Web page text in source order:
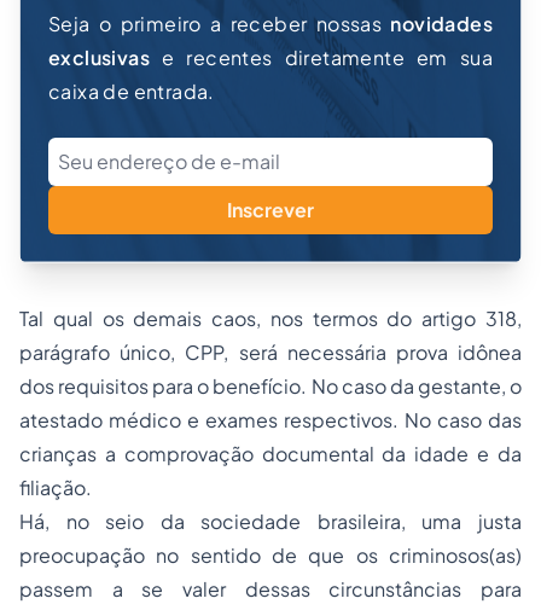
Seja o primeiro a receber nossas novidades
exclusivas e recentes diretamente em sua
caixa de entrada.
Inscrever
Tal qual os demais caos, nos termos do artigo 318,
parágrafo único, CPP, será necessária prova idônea
dos requisitos para o benefício. No caso da gestante, o
atestado médico e exames respectivos. No caso das
crianças a comprovação documental da idade e da
filiação.
Há, no seio da sociedade brasileira, uma justa
preocupação no sentido de que os criminosos(as)
passem a se valer dessas circunstâncias para